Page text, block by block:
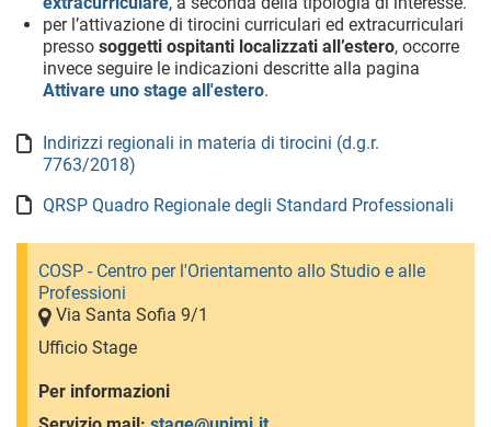
per l’attivazione di tirocini curriculari ed extracurriculari
presso soggetti ospitanti localizzati all’estero, occorre
invece seguire le indicazioni descritte alla pagina
Attivare uno stage all'estero.
Indirizzi regionali in materia di tirocini (d.g.r.
7763/2018)
QRSP Quadro Regionale degli Standard Professionali
COSP - Centro per l'Orientamento allo Studio e alle
Professioni
Via Santa Sofia 9/1
Ufficio Stage
Per informazioni